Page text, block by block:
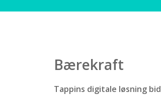
Bærekraft
Tappins digitale løsning